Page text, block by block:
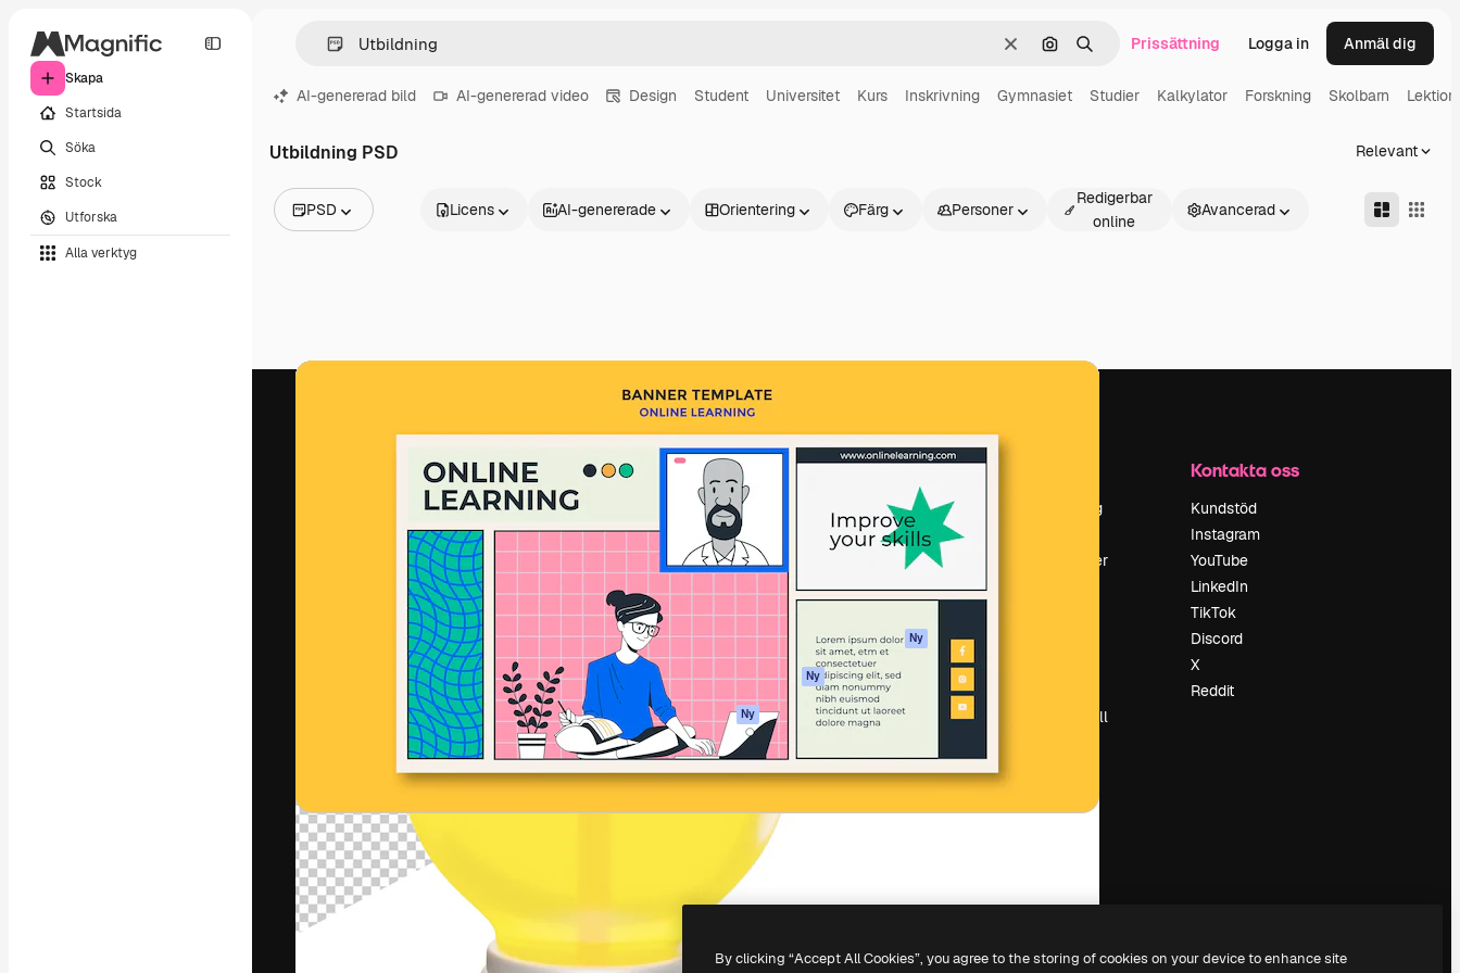
Skapa
Startsida
Söka
Stock
Utforska
Alla verktyg
RensaSök efter bild
Söka Prissättning Logga in Anmäl dig
AI-genererad bild AI-genererad video Design Student Universitet Kurs Inskrivning Gymnasiet Studier Kalkylator Forskning Skolbarn Lektion
Utbildning PSD Relevant
PSD
Videor
Licens AI-genererade Orientering Färg Personer
Redigerbar
online
Avancerad
Den kreativa plattformen för att förverkliga
ditt bästa arbete. Mer än 1 miljon
prenumeranter bland kreatörer, företag,
byråer och studior.
Svenska
Produkter
Spaces
AI-assistent
AI-bildgenerator
AI-videogenerator
AI-röstgenerator
Stock-innehåll
MCP för
Ny
Agenter Ny
API
Mobilapp
verktyg
Kom igång
Academy
Dokumentation
Support
Användarvillkor
Original Ny
Cookies policy
Förtroendecenter
Affiliates
Prissättning
Recensioner
Sälj innehåll
Kontakta oss
Kundstöd
Instagram
YouTube
LinkedIn
TikTok
Discord
X
Reddit
Copyright © 2010- Alla rättigheter reserverade
By clicking “Accept All Cookies”, you agree to the storing of cookies on your device to enhance site